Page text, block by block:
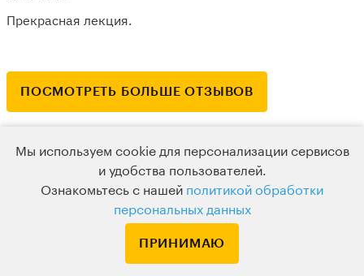
Прекрасная лекция.
ПОСМОТРЕТЬ БОЛЬШЕ ОТЗЫВОВ
Мы используем cookie для персонализации сервисов
и удобства пользователей.
Ознакомьтесь с нашей политикой обработки
персональных данных
ПРИНИМАЮ